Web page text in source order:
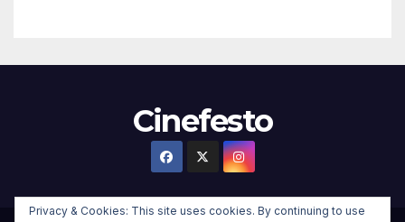
Cinefesto
Privacy & Cookies: This site uses cookies. By continuing to use